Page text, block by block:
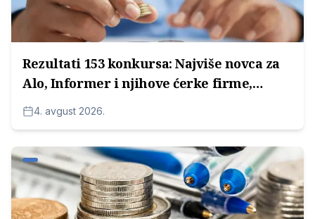
Rezultati 153 konkursa: Najviše novca za
Alo, Informer i njihove ćerke firme,
potom za medijske kuće Radoice
Milosavljevića
4. avgust 2026.